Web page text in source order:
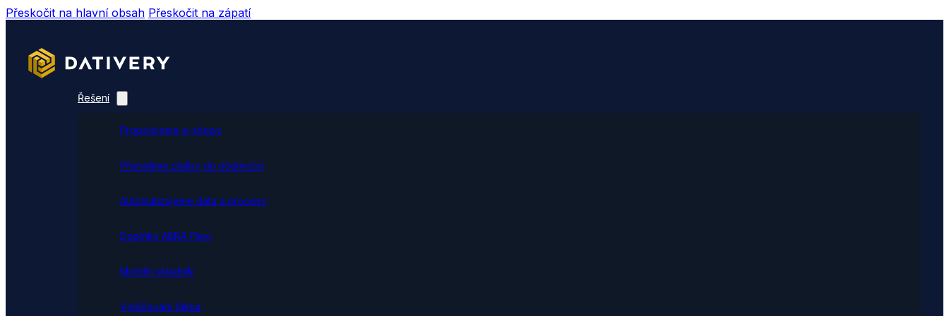
Přeskočit na hlavní obsah Přeskočit na zápatí
Řešení
Propojujeme e-shopy
Přenášíme platby do účetnictví
Automatizujeme data a procesy
Doplňky ABRA Flexi
Mobilní skladník
Vytěžování faktur